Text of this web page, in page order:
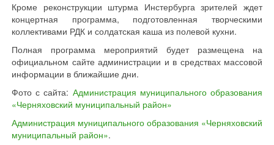
Кроме реконструкции штурма Инстербурга зрителей ждет
концертная программа, подготовленная творческими
коллективами РДК и солдатская каша из полевой кухни.
Полная программа мероприятий будет размещена на
официальном сайте администрации и в средствах массовой
информации в ближайшие дни.
Фото с сайта: Администрация муниципального образования
«Черняховский муниципальный район»
Администрация муниципального образования «Черняховский
муниципальный район».